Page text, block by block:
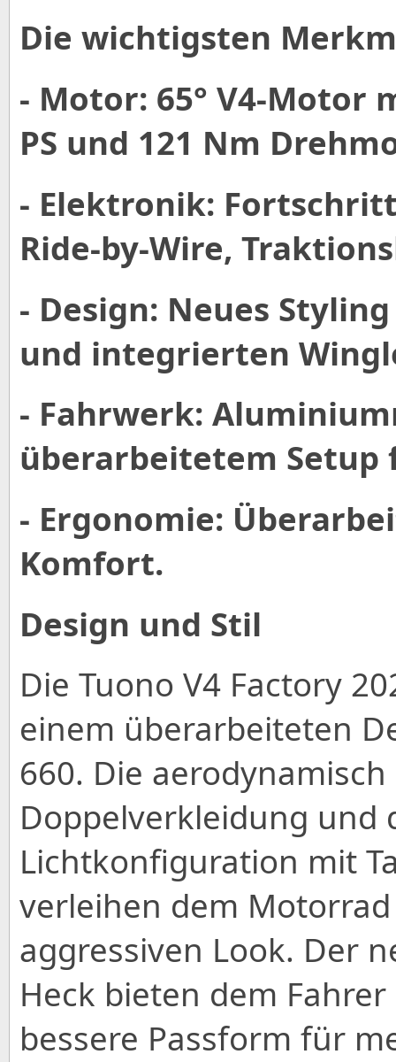
Die wichtigsten
- Motor: 65° V4-Motor
PS und 121 Nm
- Elektronik:
Ride-by-Wire,
- Design: Neues
und integrierten
- Fahrwerk:
überarbeitetem Setup
- Ergonomie:
Komfort.
Design und Stil
Die Tuono V4 Factory
einem überarbeiteten
660. Die
Doppelverkleidung und
Lichtkonfiguration mit
verleihen dem
aggressiven Look. Der
Heck bieten dem
bessere Passform für